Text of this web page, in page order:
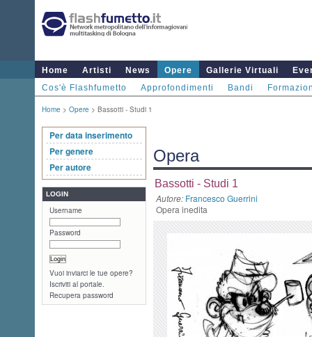
Home Artisti News Opere Gallerie Virtuali
Cos'è Flashfumetto
Approfondimenti Bandi
Home > Opere > Bassotti - Studi 1
Per data inserimento
Per genere
Per autore
LOGIN
Username
Password
Vuoi inviarci le tue opere?
Iscriviti al portale.
Recupera password
Opera
Bassotti - Studi 1
Autore: Francesco Guerrini
Opera inedita